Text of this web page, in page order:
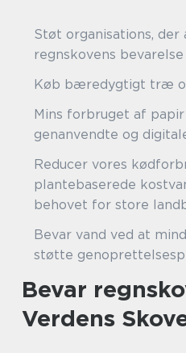
Støt organisations,
regnskovens bevarelse
Køb bæredygtigt træ
Mins forbruget af
genanvendte og
Reducer vores
plantebaserede
behovet for store
Bevar vand ved at
støtte
Bevar
Verdens